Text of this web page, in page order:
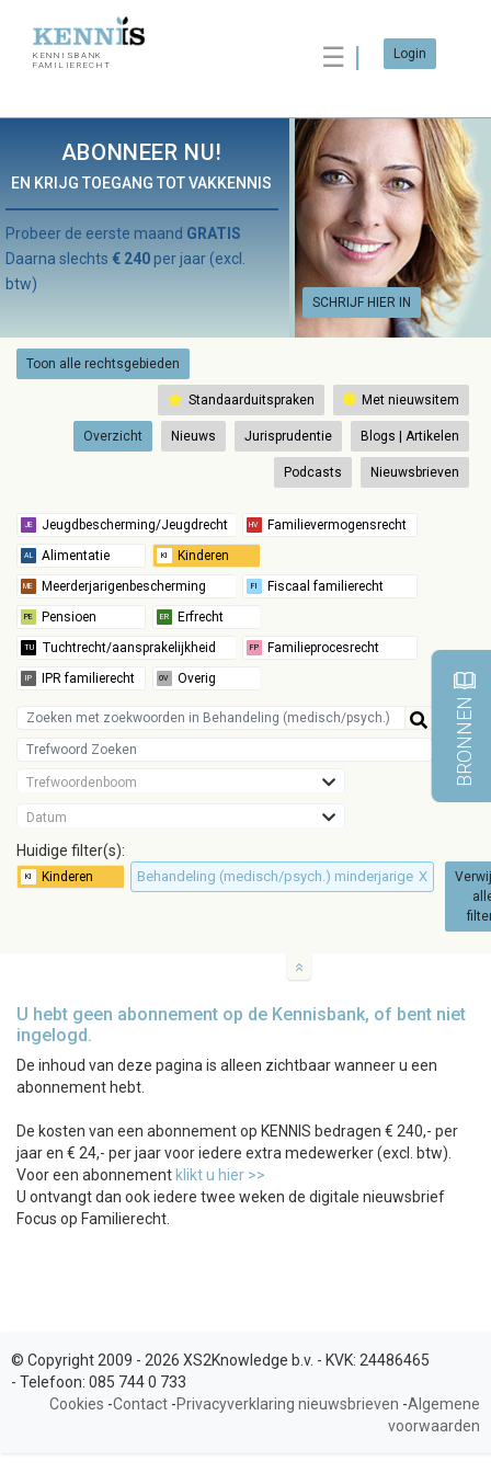
KENNISBANK
FAMILIERECHT
☰ Login
ABONNEER NU!
EN KRIJG TOEGANG TOT VAKKENNIS
SCHRIJF HIER IN
Probeer de eerste maand GRATIS
Daarna slechts € 240 per jaar (excl.
btw)
Toon alle rechtsgebieden
Standaarduitspraken Met nieuwsitem
Overzicht Nieuws Jurisprudentie Blogs | Artikelen
Podcasts Nieuwsbrieven
Trefwoordenboom
Datum
Huidige filter(s):
Behandeling (medisch/psych.) minderjarige X
U hebt geen abonnement op de Kennisbank, of bent niet
ingelogd.
De inhoud van deze pagina is alleen zichtbaar wanneer u een
abonnement hebt.
De kosten van een abonnement op KENNIS bedragen € 240,- per
jaar en € 24,- per jaar voor iedere extra medewerker (excl. btw).
Voor een abonnement klikt u hier >>
U ontvangt dan ook iedere twee weken de digitale nieuwsbrief
Focus op Familierecht.
BRONNEN
© Copyright 2009 - 2026 XS2Knowledge b.v. - KVK: 24486465
- Telefoon: 085 744 0 733
Cookies -Contact -Privacyverklaring nieuwsbrieven -Algemene
voorwaarden